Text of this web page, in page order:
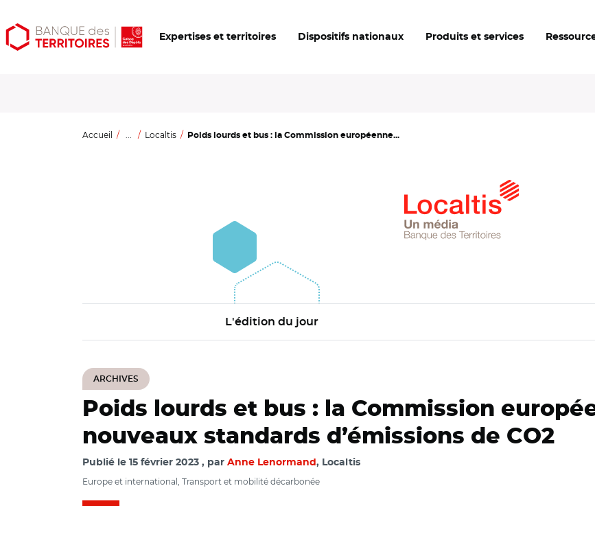
Aller
au
Aller
au
Ouvrir
les
Expertises et territoires Dispositifs nationaux Produits et services
Accueil ... Localtis Poids lourds et bus : la Commission européenne...
L'édition du jour
ARCHIVES
Poids lourds et bus : la Commission
nouveaux standards d’émissions de CO2
Publié le 15 février 2023 par Anne Lenormand , Localtis
Europe et international, Transport et mobilité décarbonée